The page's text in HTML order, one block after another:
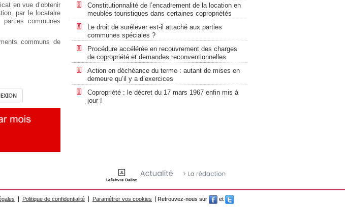
en vue d’obtenir
par le locataire
communes
communs de
Constitutionnalité de l’encadrement de la location en
meublés touristiques dans certaines copropriétés
Le droit de surélever est-il attaché aux parties
communes spéciales ?
Procédure accélérée en recouvrement des charges
de copropriété et demandes reconventionnelles
Action en déchéance du terme : autant de mises en
demeure qu’il y a d’exercices
Copropriété : le décret du 17 mars 1967 enfin mis à
jour !
Politique de confidentialité Paramétrer vos cookies Retrouvez-nous sur
et